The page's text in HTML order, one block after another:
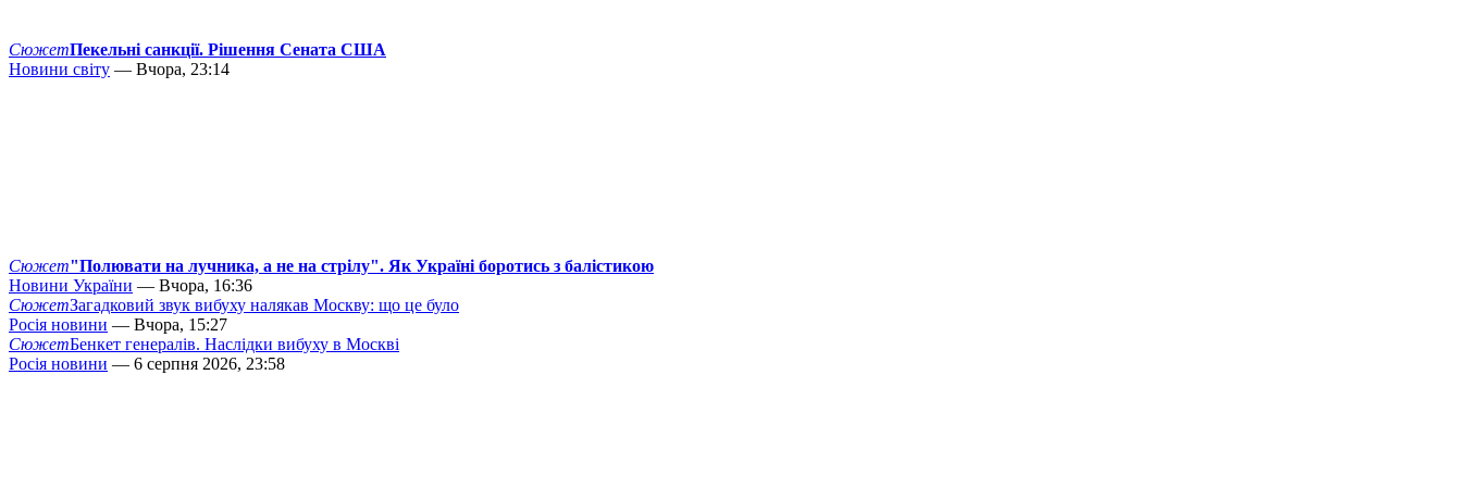
СюжетПекельні санкції. Рішення Сената США
Новини світу — Вчора, 23:14
Сюжет"Полювати на лучника, а не на стрілу". Як Україні боротись з балістикою
Новини України — Вчора, 16:36
СюжетЗагадковий звук вибуху налякав Москву: що це було
Росія новини — Вчора, 15:27
СюжетБенкет генералів. Наслідки вибуху в Москві
Росія новини — 6 серпня 2026, 23:58